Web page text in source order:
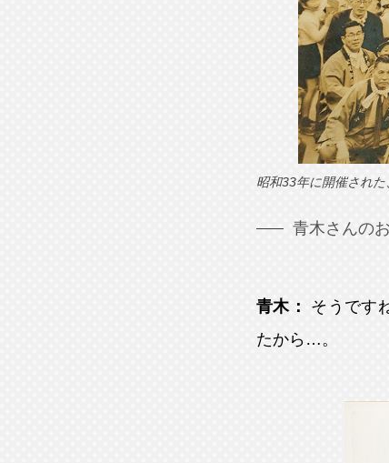
昭和33年に開催された
青木さんの
青木：
そうです
たから…。